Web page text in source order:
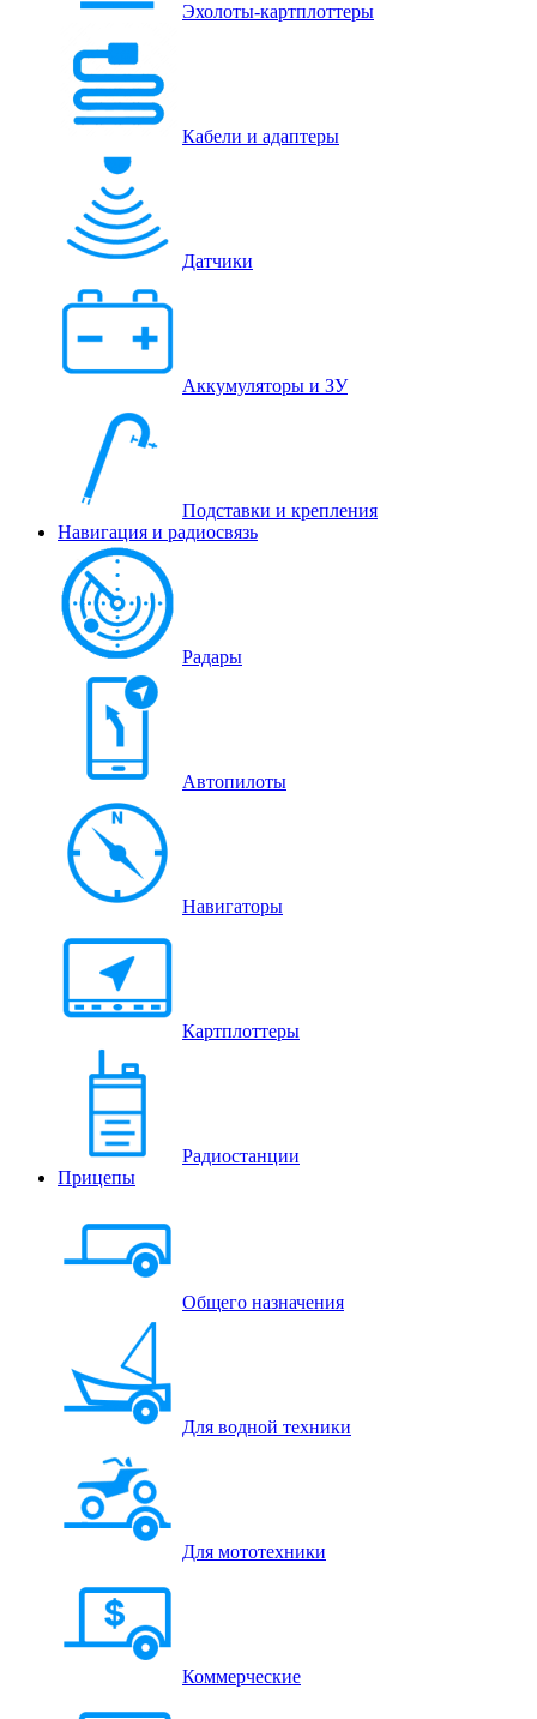
Эхолоты-картплоттеры
Кабели и адаптеры
Датчики
Аккумуляторы и ЗУ
Подставки и крепления
Навигация и радиосвязь
Радары
Автопилоты
Навигаторы
Картплоттеры
Радиостанции
Прицепы
Общего назначения
Для водной техники
Для мототехники
Коммерческие